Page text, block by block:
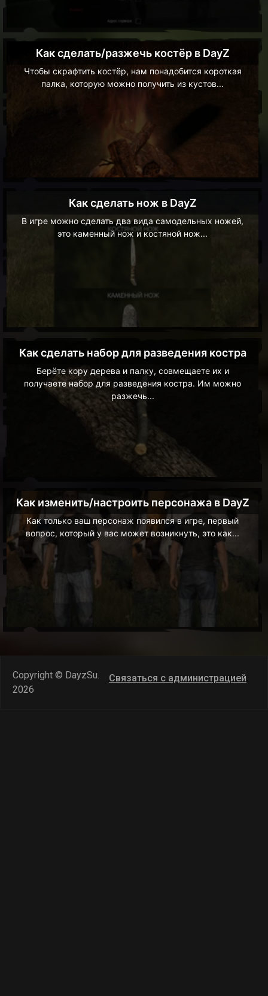
Как сделать/разжечь костёр в DayZ
Чтобы скрафтить костёр, нам понадобится короткая
палка, которую можно получить из кустов...
Как сделать нож в DayZ
В игре можно сделать два вида самодельных ножей,
это каменный нож и костяной нож...
Как сделать набор для разведения костра
Берёте кору дерева и палку, совмещаете их и
получаете набор для разведения костра. Им можно
разжечь...
Как изменить/настроить персонажа в DayZ
Как только ваш персонаж появился в игре, первый
вопрос, который у вас может возникнуть, это как...
Copyright © DayzSu.
2026
Связаться с администрацией